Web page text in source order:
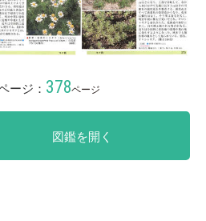
ージ： 378ページ
図鑑を開く